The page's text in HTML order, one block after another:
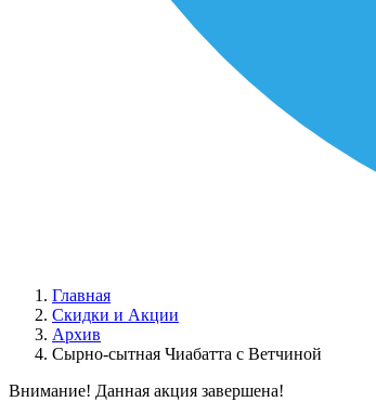
Главная
Скидки и Акции
Архив
Сырно-сытная Чиабатта с Ветчиной
Внимание! Данная акция завершена!